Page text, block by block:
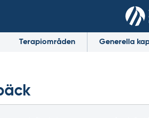
Terapiområden Generella